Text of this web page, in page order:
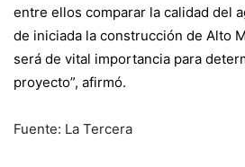
entre ellos comparar la calidad del
de iniciada la construcción de Alto
será de vital importancia para
proyecto”, afirmó.
Fuente: La Tercera